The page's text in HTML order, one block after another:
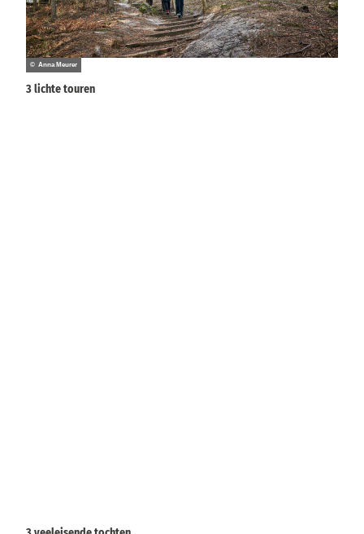
© Anna Meurer
3 lichte touren